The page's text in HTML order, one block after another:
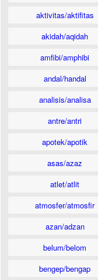
aktivitas/aktifitas
akidah/aqidah
amfibi/amphibi
andal/handal
analisis/analisa
antre/antri
apotek/apotik
asas/azaz
atlet/atlit
atmosfer/atmosfir
azan/adzan
belum/belom
bengep/bengap